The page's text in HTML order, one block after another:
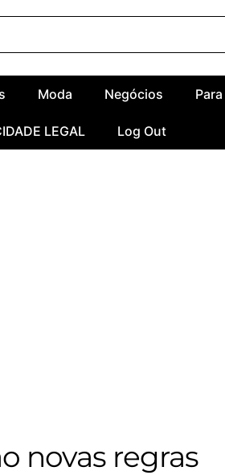
Moda Negócios
LEGAL Log Out
novas regras